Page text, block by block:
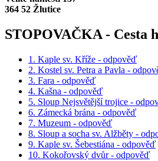
364 52 Žlutice
STOPOVAČKA - Cesta
1. Kaple sv. Kříže - odpověď
2. Kostel sv. Petra a Pavla -
3. Fara - odpověď
4. Kašna - odpověď
5. Sloup Nejsvětější trojice -
6. Zámecká brána - odpověď
7. Muzeum - odpověď
8. Sloup a socha sv. Alžběty -
9. Kaple sv. Šebestiána - odpověď
10. Kokořovský dvůr - odpověď